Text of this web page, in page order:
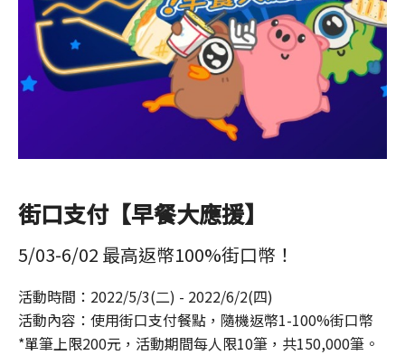
加盟夥伴專區
FRANCHISE
索取加盟計畫
CONTACT US
加入拉亞
加盟專線：0800-268-998
街口支付【早餐大應援】
5/03-6/02 最高返幣100%街口幣！
活動時間：2022/5/3(二) - 2022/6/2(四)
活動內容：使用街口支付餐點，隨機返幣1-100%街口幣
*單筆上限200元，活動期間每人限10筆，共150,000筆。